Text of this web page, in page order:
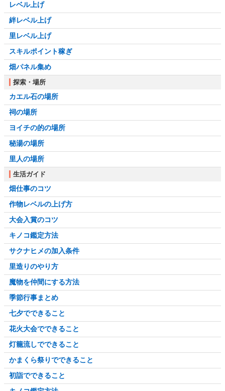
レベル上げ
絆レベル上げ
里レベル上げ
スキルポイント稼ぎ
畑パネル集め
探索・場所
カエル石の場所
祠の場所
ヨイチの的の場所
秘湯の場所
里人の場所
生活ガイド
畑仕事のコツ
作物レベルの上げ方
大会入賞のコツ
キノコ鑑定方法
サクナヒメの加入条件
里造りのやり方
魔物を仲間にする方法
季節行事まとめ
七夕でできること
花火大会でできること
灯籠流しでできること
かまくら祭りでできること
初詣でできること